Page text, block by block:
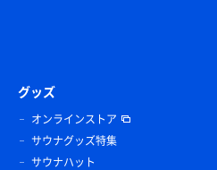
グッズ
オンラインストア
サウナグッズ特集
サウナハット